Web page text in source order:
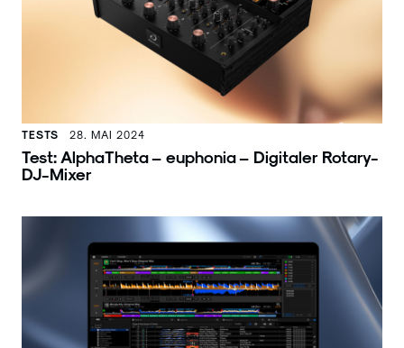
TESTS 28. MAI 2024
Test: AlphaTheta – euphonia – Digitaler Rotary-
DJ-Mixer